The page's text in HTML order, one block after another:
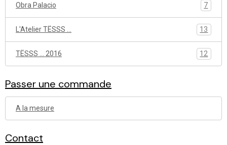
Obra Palacio 7
L'Atelier TËSSS ... 13
TËSSS ... 2016 12
Passer une commande
A la mesure
Contact